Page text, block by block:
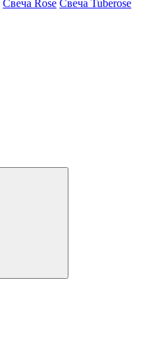
Свеча Rose Свеча Tuberose